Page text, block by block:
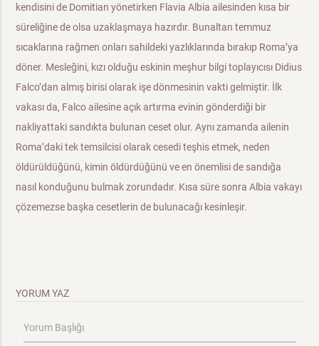
kendisini de Domitian yönetirken Flavia Albia ailesinden kısa bir
süreliğine de olsa uzaklaşmaya hazırdır. Bunaltan temmuz
sıcaklarına rağmen onları sahildeki yazlıklarında bırakıp Roma’ya
döner. Mesleğini, kızı olduğu eskinin meşhur bilgi toplayıcısı Didius
Falco’dan almış birisi olarak işe dönmesinin vakti gelmiştir. İlk
vakası da, Falco ailesine açık artırma evinin gönderdiği bir
nakliyattaki sandıkta bulunan ceset olur. Aynı zamanda ailenin
Roma’daki tek temsilcisi olarak cesedi teşhis etmek, neden
öldürüldüğünü, kimin öldürdüğünü ve en önemlisi de sandığa
nasıl konduğunu bulmak zorundadır. Kısa süre sonra Albia vakayı
çözemezse başka cesetlerin de bulunacağı kesinleşir.
YORUM YAZ
Yorum Başlığı